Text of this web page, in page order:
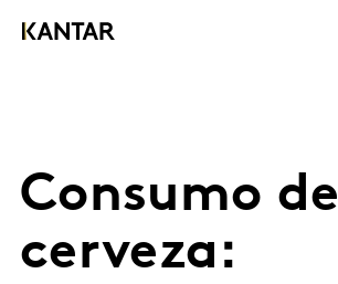
Consumo de
cerveza: